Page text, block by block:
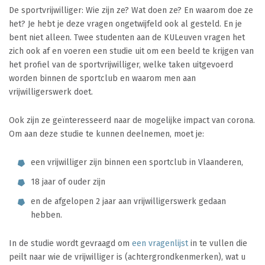
De sportvrijwilliger: Wie zijn ze? Wat doen ze? En waarom doe ze
het? Je hebt je deze vragen ongetwijfeld ook al gesteld. En je
bent niet alleen. Twee studenten aan de KULeuven vragen het
zich ook af en voeren een studie uit om een beeld te krijgen van
het profiel van de sportvrijwilliger, welke taken uitgevoerd
worden binnen de sportclub en waarom men aan
vrijwilligerswerk doet.
Ook zijn ze geïnteresseerd naar de mogelijke impact van corona.
Om aan deze studie te kunnen deelnemen, moet je:
een vrijwilliger zijn binnen een sportclub in Vlaanderen,
18 jaar of ouder zijn
en de afgelopen 2 jaar aan vrijwilligerswerk gedaan
hebben.
In de studie wordt gevraagd om een vragenlijstin te vullen die
peilt naar wie de vrijwilliger is (achtergrondkenmerken), wat u